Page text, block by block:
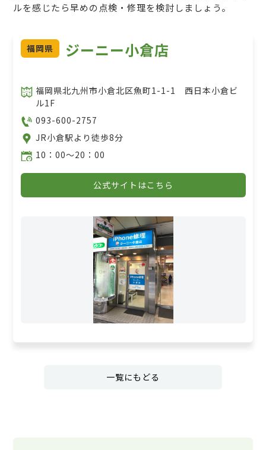
ルを感じたら早めの点検・修理を検討しましょう。
福岡県 ジーニー小倉店
福岡県北九州市小倉北区魚町1-1-1 西日本小倉ビ
ル1F
093-600-2757
JR小倉駅より徒歩8分
10：00～20：00
公式サイトはこちら
一覧にもどる